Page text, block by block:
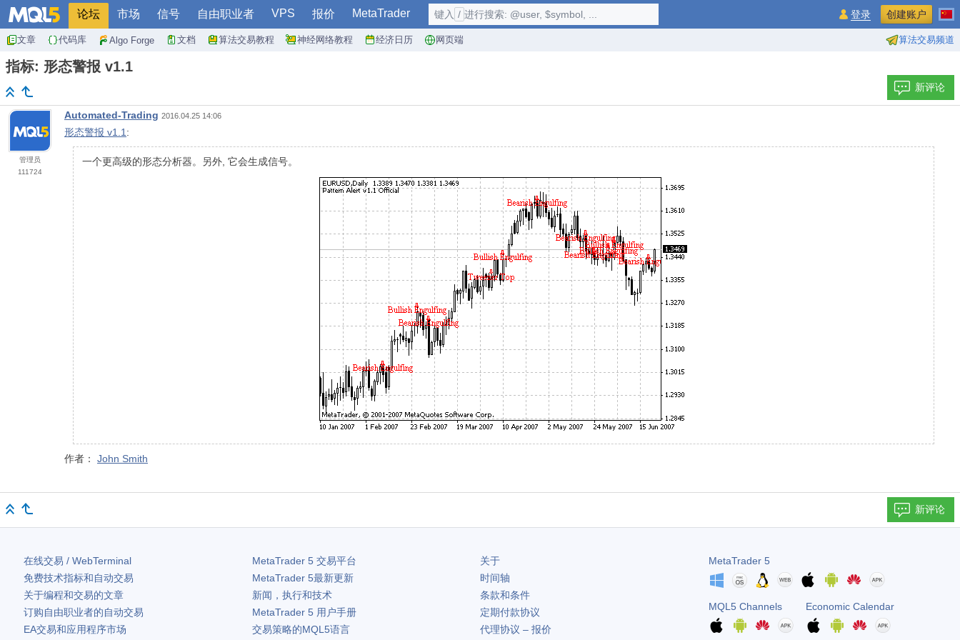
论坛 市场 信号 自由职业者 VPS 报价 MetaTrader
文章 代码库 Algo Forge 文档 算法交易教程 神经网络教程 经济日历 网页端 算法交易频道
键入 / 进行搜索: @user, $symbol, ... 登录 创建账户
指标: 形态警报 v1.1
新评论
管理员
111724
Automated-Trading 2016.04.25 14:06
形态警报 v1.1:
一个更高级的形态分析器。另外, 它会生成信号。
作者： John Smith
新评论
在线交易 / WebTerminal
免费技术指标和自动交易
关于编程和交易的文章
订购自由职业者的自动交易
EA交易和应用程序市场
MetaTrader 5交易平台
MetaTrader 5最新更新
新闻，执行和技术
MetaTrader 5用户手册
交易策略的MQL5语言
关于
时间轴
条款和条件
定期付款协议
代理协议 – 报价
MetaTrader 5
MQL5 Channels Economic Calendar